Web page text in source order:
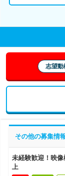
志望動
その他の募集情
未経験歓迎！映
上